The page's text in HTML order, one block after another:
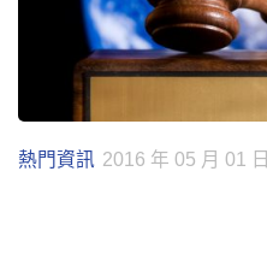
熱門資訊 2016 年 05 月 01 日